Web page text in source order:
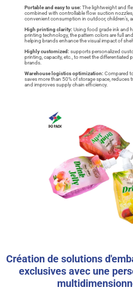
Portable and easy to use: The lightweight and
combined with controllable flow suction
convenient consumption in outdoor, children’s,
High printing clarity: Using food grade ink and
printing technology, the pattern colors are full and
helping brands enhance the visual impact of
Highly customized: supports personalized
printing, capacity, etc., to meet the differentiated
brands.
Warehouse logistics optimization: Compared
saves more than 50% of storage space, reduces
and improves supply chain efficiency.
Création de solutions
exclusives avec une